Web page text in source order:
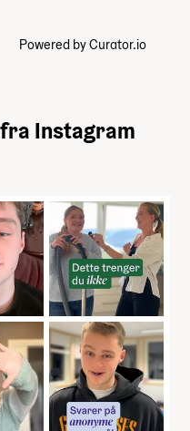
Powered by Curator.io
Instagram